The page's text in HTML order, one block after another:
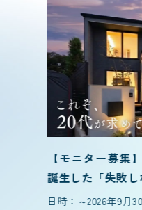
【モニター募集
誕生した「失敗
日時：～2026年9月